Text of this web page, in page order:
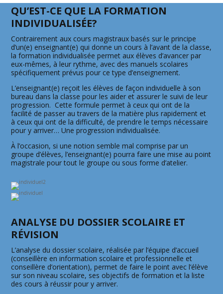
QU’EST-CE QUE LA FORMATION
INDIVIDUALISÉE?
Contrairement aux cours magistraux basés sur le principe
d’un(e) enseignant(e) qui donne un cours à l’avant de la classe,
la formation individualisée permet aux élèves d’avancer par
eux-mêmes, à leur rythme, avec des manuels scolaires
spécifiquement prévus pour ce type d’enseignement.
L’enseignant(e) reçoit les élèves de façon individuelle à son
bureau dans la classe pour les aider et assurer le suivi de leur
progression. Cette formule permet à ceux qui ont de la
facilité de passer au travers de la matière plus rapidement et
à ceux qui ont de la difficulté, de prendre le temps nécessaire
pour y arriver… Une progression individualisée.
À l’occasion, si une notion semble mal comprise par un
groupe d’élèves, l’enseignant(e) pourra faire une mise au point
magistrale pour tout le groupe ou sous forme d’atelier.
ANALYSE DU DOSSIER SCOLAIRE ET
RÉVISION
L’analyse du dossier scolaire, réalisée par l’équipe d’accueil
(conseillère en information scolaire et professionnelle et
conseillère d’orientation), permet de faire le point avec l’élève
sur son niveau scolaire, ses objectifs de formation et la liste
des cours à réussir pour y arriver.